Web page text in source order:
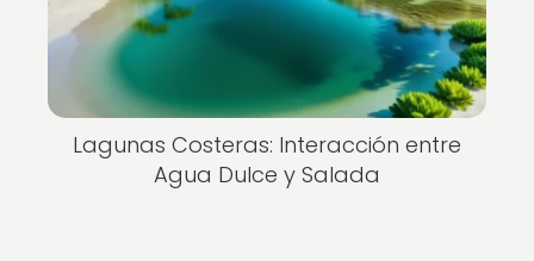
Lagunas Costeras: Interacción entre
Agua Dulce y Salada